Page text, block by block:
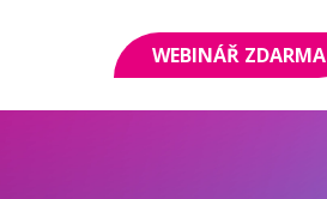
WEBINÁŘ ZDARMA